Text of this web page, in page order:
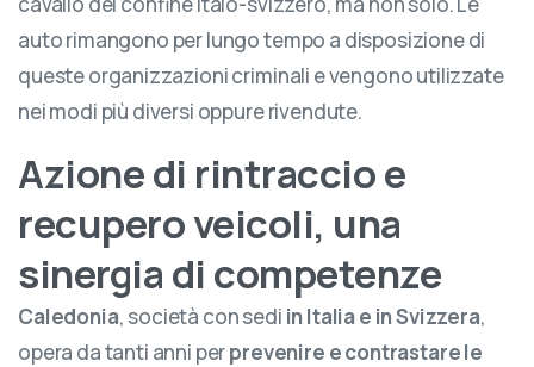
auto rimangono per lungo tempo a disposizione di
queste organizzazioni criminali e vengono utilizzate
nei modi più diversi oppure rivendute.
Azione di rintraccio e
recupero veicoli, una
sinergia di competenze
Caledonia, società con sedi in Italia e in Svizzera,
opera da tanti anni perprevenire e contrastare le